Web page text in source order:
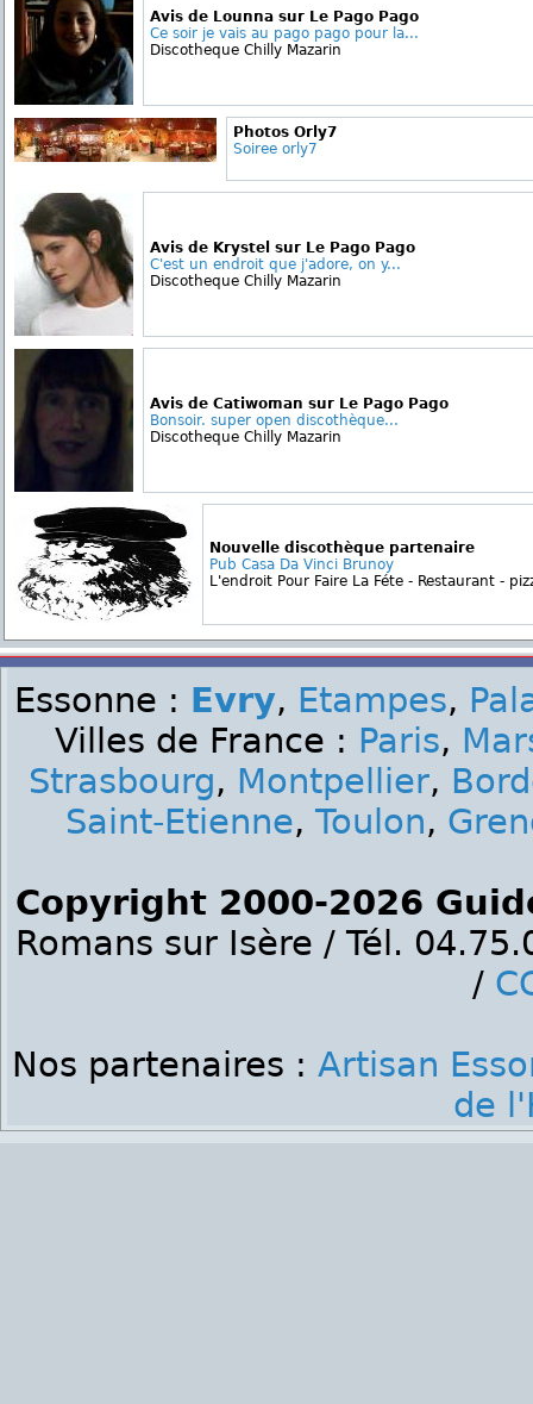
Avis de Lounna sur Le Pago Pago
Ce soir je vais au pago pago pour la...
Discotheque Chilly Mazarin
Photos Orly7
Soiree orly7
Avis de Krystel sur Le Pago Pago
C'est un endroit que j'adore, on y...
Discotheque Chilly Mazarin
Avis de Catiwoman sur Le Pago Pago
Bonsoir. super open discothèque...
Discotheque Chilly Mazarin
Nouvelle discothèque partenaire
Pub Casa Da Vinci Brunoy
L'endroit Pour Faire La Féte - Restaurant -
Essonne : Evry, Etampes,
Villes de France : Paris,
Strasbourg, Montpellier,
Saint-Etienne, Toulon,
Copyright 2000-2026
Romans sur Isère / Tél.
/
Nos partenaires : Artisan
de